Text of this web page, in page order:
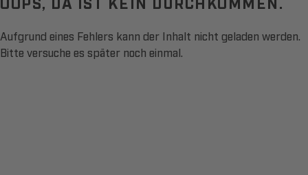
Aufgrund eines Fehlers kann der Inhalt nicht geladen werden.
Bitte versuche es später noch einmal.